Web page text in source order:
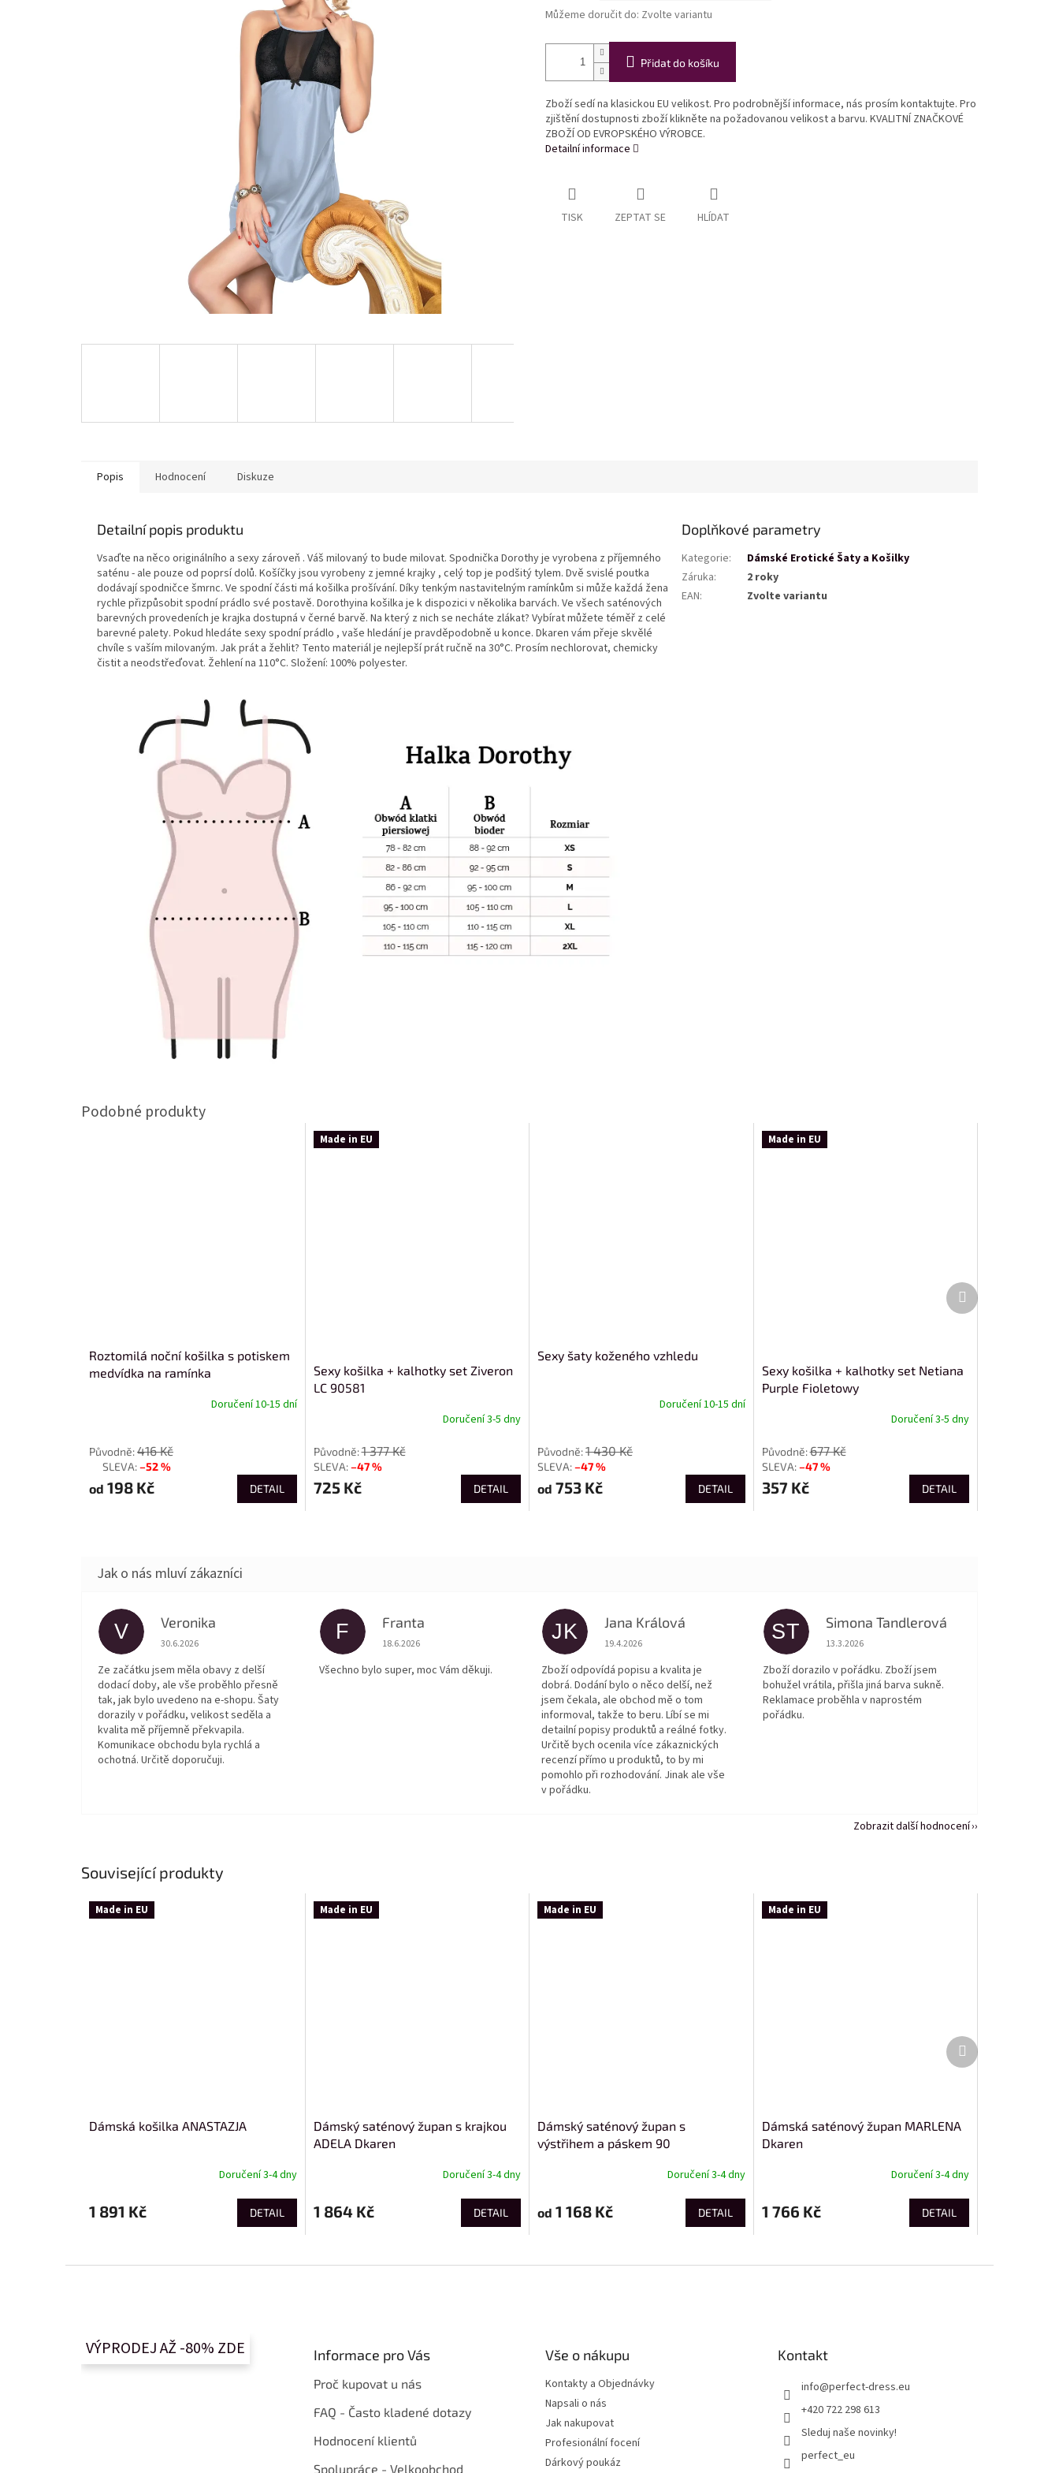
Můžeme doručit do: Zvolte variantu
Přidat do košíku
Zboží sedí na klasickou EU velikost. Pro podrobnější informace, nás prosím kontaktujte. Pro
zjištění dostupnosti zboží klikněte na požadovanou velikost a barvu. KVALITNÍ ZNAČKOVÉ
ZBOŽÍ OD EVROPSKÉHO VÝROBCE.
Detailní informace
TISK ZEPTAT SE HLÍDAT
Související produkty
Made in EU
Dámská košilka ANASTAZJA
Doručení 3-4 dny
1 891 Kč DETAIL
Made in EU
Dámský saténový župan s krajkou
ADELA Dkaren
Doručení 3-4 dny
1 864 Kč DETAIL
Made in EU
Dámský saténový župan s
výstřihem a páskem 90
Doručení 3-4 dny
od 1 168 Kč DETAIL
Made in EU
Dámská saténový župan MARLENA
Dkaren
Doručení 3-4 dny
1 766 Kč DETAIL
Další
produkt
Popis Hodnocení Diskuze
Detailní popis produktu
Vsaďte na něco originálního a sexy zároveň . Váš milovaný to bude milovat. Spodnička Dorothy je vyrobena z příjemného
saténu - ale pouze od poprsí dolů. Košíčky jsou vyrobeny z jemné krajky , celý top je podšitý tylem. Dvě svislé poutka
dodávají spodničce šmrnc. Ve spodní části má košilka prošívání. Díky tenkým nastavitelným ramínkům si může každá žena
rychle přizpůsobit spodní prádlo své postavě. Dorothyina košilka je k dispozici v několika barvách. Ve všech saténových
barevných provedeních je krajka dostupná v černé barvě. Na který z nich se necháte zlákat? Vybírat můžete téměř z celé
barevné palety. Pokud hledáte sexy spodní prádlo , vaše hledání je pravděpodobně u konce. Dkaren vám přeje skvělé
chvíle s vaším milovaným. Jak prát a žehlit? Tento materiál je nejlepší prát ručně na 30°C. Prosím nechlorovat, chemicky
čistit a neodstřeďovat. Žehlení na 110°C. Složení: 100% polyester.
Doplňkové parametry
Kategorie:
Dámské Erotické Šaty a Košilky
Záruka:
2 roky
EAN: Zvolte variantu
Roztomilá noční košilka s potiskem
medvídka na ramínka
Doručení 10-15 dní
416 Kč
–52 %
od 198 Kč DETAIL
Made in EU
Sexy košilka + kalhotky set Ziveron
LC 90581
Doručení 3-5 dny
1 377 Kč
–47 %
725 Kč DETAIL
Sexy šaty koženého vzhledu
Doručení 10-15 dní
1 430 Kč
–47 %
od 753 Kč DETAIL
Made in EU
Sexy košilka + kalhotky set Netiana
Purple Fioletowy
Doručení 3-5 dny
677 Kč
–47 %
357 Kč DETAIL
Další
produkt
V Veronika
Hodnocení obchodu je 5 z 5 hvězdiček.
30.6.2026
Ze začátku jsem měla obavy z delší
dodací doby, ale vše proběhlo přesně
tak, jak bylo uvedeno na e-shopu. Šaty
dorazily v pořádku, velikost seděla a
kvalita mě příjemně překvapila.
Komunikace obchodu byla rychlá a
ochotná. Určitě doporučuji.
F Franta
Hodnocení obchodu je 5 z 5 hvězdiček.
18.6.2026
Všechno bylo super, moc Vám děkuji.
JK Jana Králová
Hodnocení obchodu je 5 z 5 hvězdiček.
19.4.2026
Zboží odpovídá popisu a kvalita je
dobrá. Dodání bylo o něco delší, než
jsem čekala, ale obchod mě o tom
informoval, takže to beru. Líbí se mi
detailní popisy produktů a reálné fotky.
Určitě bych ocenila více zákaznických
recenzí přímo u produktů, to by mi
pomohlo při rozhodování. Jinak ale vše
v pořádku.
ST Simona Tandlerová
Hodnocení obchodu je 5 z 5 hvězdiček.
13.3.2026
Zboží dorazilo v pořádku. Zboží jsem
bohužel vrátila, přišla jiná barva sukně.
Reklamace proběhla v naprostém
pořádku.
Zobrazit další hodnocení
VÝPRODEJ AŽ -80% ZDE Informace pro Vás
Proč kupovat u nás
FAQ - Často kladené dotazy
Hodnocení klientů
Spolupráce - Velkoobchod
Vše o nákupu
Kontakty a Objednávky
Napsali o nás
Jak nakupovat
Profesionální focení
Dárkový poukáz
Kontakt
info@perfect-dress.eu
+420 722 298 613
Sleduj naše novinky!
perfect_eu